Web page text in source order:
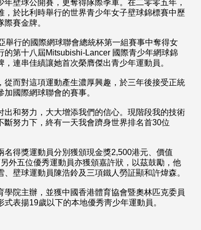
壁球公開賽，更奪得隊際季軍。在二零零五年，
於比利時舉行的世界青少年女子壁球錦標賽中歷
賽金牌。
舉行的國際網球聯會總統杯第一組賽事中奪得女
第十八屆Mitsubishi-Lancer 國際青少年網球錦
連串佳績讓她首次榮膺傑出青少年運動員。
而對這項運動產生濃厚興趣，於三年後接受正統
國際網球聯會的賽事。
和努力，大大增添我們的信心。現階段我的技術
努力下，終有一天我會躋身世界排名首30位
得獎運動員分別獲頒現金獎2,500港元、價值
外五位優秀運動員亦獲頒嘉許狀，以茲鼓勵，他
壁球運動員陳浩鈴及三項鐵人勞証顯和許煒森。
院主辦，並獲中國香港體育協會暨奧林匹克委員
表揚19歲以下的本地優秀靑少年運動員。